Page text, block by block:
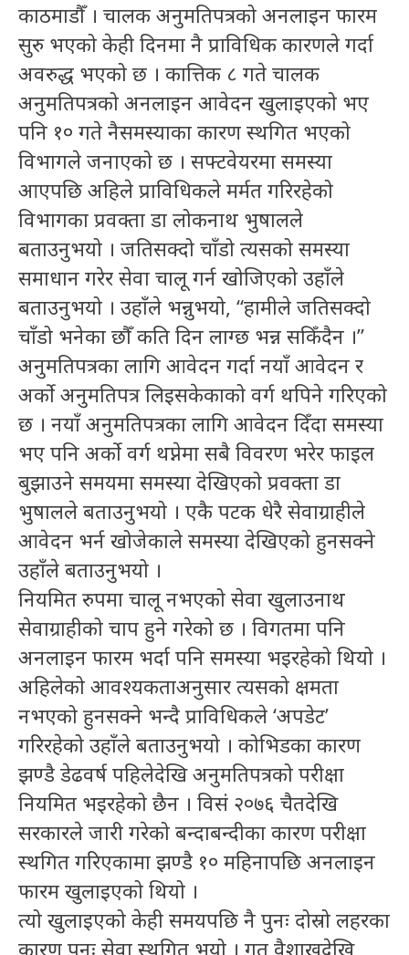
काठमाडौँ । चालक अनुमतिपत्रको अनलाइन फारम
सुरु भएको केही दिनमा नै प्राविधिक कारणले गर्दा
अवरुद्ध भएको छ । कात्तिक ८ गते चालक
अनुमतिपत्रको अनलाइन आवेदन खुलाइएको भए
पनि १० गते नैसमस्याका कारण स्थगित भएको
विभागले जनाएको छ । सफ्टवेयरमा समस्या
आएपछि अहिले प्राविधिकले मर्मत गरिरहेको
विभागका प्रवक्ता डा लोकनाथ भुषालले
बताउनुभयो । जतिसक्दो चाँडो त्यसको समस्या
समाधान गरेर सेवा चालू गर्न खोजिएको उहाँले
बताउनुभयो । उहाँले भन्नुभयो, “हामीले जतिसक्दो
चाँडो भनेका छौँ कति दिन लाग्छ भन्न सकिँदैन ।”
अनुमतिपत्रका लागि आवेदन गर्दा नयाँ आवेदन र
अर्काे अनुमतिपत्र लिइसकेकाको वर्ग थपिने गरिएको
छ । नयाँ अनुमतिपत्रका लागि आवेदन दिँदा समस्या
भए पनि अर्काे वर्ग थप्नेमा सबै विवरण भरेर फाइल
बुझाउने समयमा समस्या देखिएको प्रवक्ता डा
भुषालले बताउनुभयो । एकै पटक धेरै सेवाग्राहीले
आवेदन भर्न खोजेकाले समस्या देखिएको हुनसक्ने
उहाँले बताउनुभयो ।
नियमित रुपमा चालू नभएको सेवा खुलाउनाथ
सेवाग्राहीको चाप हुने गरेको छ । विगतमा पनि
अनलाइन फारम भर्दा पनि समस्या भइरहेको थियो ।
अहिलेको आवश्यकताअनुसार त्यसको क्षमता
नभएको हुनसक्ने भन्दै प्राविधिकले ‘अपडेट’
गरिरहेको उहाँले बताउनुभयो । कोभिडका कारण
झण्डै डेढवर्ष पहिलेदेखि अनुमतिपत्रको परीक्षा
नियमित भइरहेको छैन । विसं २०७६ चैतदेखि
सरकारले जारी गरेको बन्दाबन्दीका कारण परीक्षा
स्थगित गरिएकामा झण्डै १० महिनापछि अनलाइन
फारम खुलाइएको थियो ।
त्यो खुलाइएको केही समयपछि नै पुनः दोस्रो लहरका
कारण पुनः सेवा स्थगित भयो । गत वैशाखदेखि